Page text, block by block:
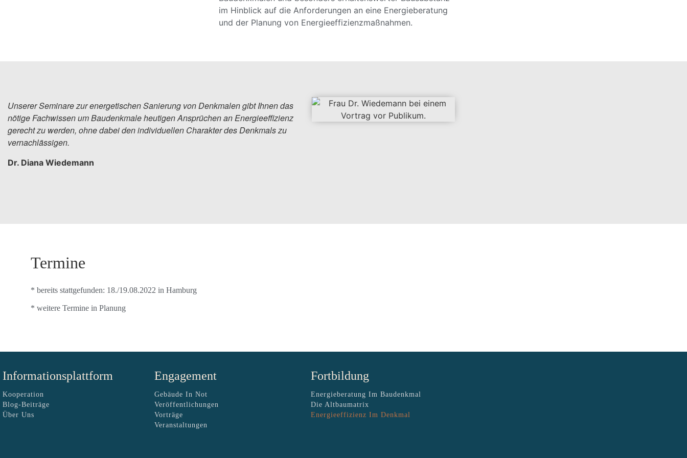
im Hinblick auf die Anforderungen an eine Energieberatung
und der Planung von Energieeffizienzmaßnahmen.
Unserer Seminare zur energetischen Sanierung von Denkmalen gibt Ihnen das
nötige Fachwissen um Baudenkmale heutigen Ansprüchen an Energieeffizienz
gerecht zu werden, ohne dabei den individuellen Charakter des Denkmals zu
vernachlässigen.
Dr. Diana Wiedemann
Termine
* bereits stattgefunden: 18./19.08.2022 in Hamburg
* weitere Termine in Planung
Informationsplattform
Kooperation
Blog-Beiträge
Über Uns
Engagement
Gebäude In Not
Veröffentlichungen
Vorträge
Veranstaltungen
Fortbildung
Energieberatung Im Baudenkmal
Die Altbaumatrix
Energieeffizienz Im Denkmal